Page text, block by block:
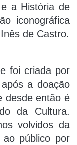
a História de
iconográfica
de Castro.
foi criada por
a doação
desde então é
da Cultura.
volvidos da
ao público por